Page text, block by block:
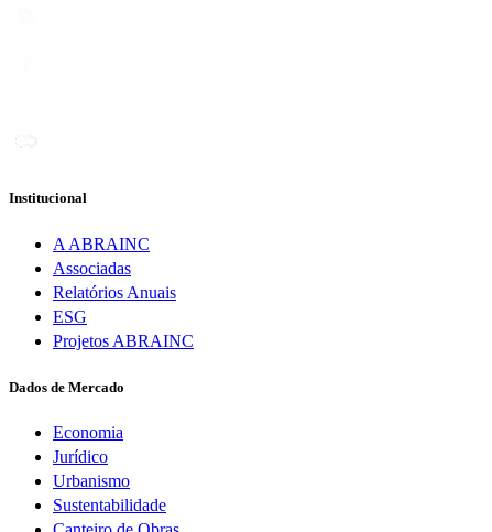
Institucional
A ABRAINC
Associadas
Relatórios Anuais
ESG
Projetos ABRAINC
Dados de Mercado
Economia
Jurídico
Urbanismo
Sustentabilidade